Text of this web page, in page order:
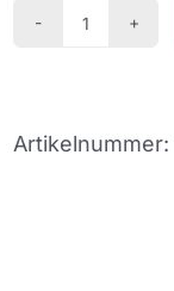
6)
Artikelnummer: